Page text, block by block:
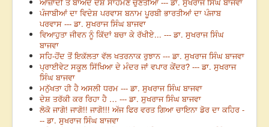
ਪੰਜਾਬੀਆਂ ਦਾ ਵਿਦੇਸ਼ ਪਰਵਾਸ ਬਨਾਮ ਪੂਰਬੀ ਭਾਰਤੀਆਂ ਦਾ ਪੰਜਾਬ
ਪਰਵਾਸ --- ਡਾ. ਸੁਖਰਾਜ ਸਿੰਘ ਬਾਜਵਾ
ਵਿਆਹੁਤਾ ਜੀਵਨ ਨੂੰ ਕਿੱਦਾਂ ਬਚਾ ਕੇ ਰੱਖੀਏ... --- ਡਾ. ਸੁਖਰਾਜ ਸਿੰਘ
ਬਾਜਵਾ
ਸਹਿ-ਹੋਂਦ ਤੋਂ ਇਕੱਲਤਾ ਵੱਲ ਖਤਰਨਾਕ ਰੁਝਾਨ --- ਡਾ. ਸੁਖਰਾਜ ਸਿੰਘ ਬਾਜਵਾ
ਪ੍ਰਾਈਵੇਟ ਸਕੂਲ ਸਿੱਖਿਆ ਦੇ ਮੰਦਰ ਜਾਂ ਵਪਾਰ ਕੇਂਦਰ? --- ਡਾ. ਸੁਖਰਾਜ
ਸਿੰਘ ਬਾਜਵਾ
ਮਨੁੱਖਤਾ ਹੀ ਹੈ ਅਸਲੀ ਧਰਮ --- ਡਾ. ਸੁਖਰਾਜ ਸਿੰਘ ਬਾਜਵਾ
ਦੇਸ਼ ਤਰੱਕੀ ਕਰ ਰਿਹਾ ਹੈ … --- ਡਾ. ਸੁਖਰਾਜ ਸਿੰਘ ਬਾਜਵਾ
ਲੋਕੋ ਜਾਗੋ! ਜਾਗੋ!! ਜਾਗੋ!!! ਅੱਜ ਫਿਰ ਵਰਤ ਗਿਆ ਚਾਇਨਾ ਡੋਰ ਦਾ ਕਹਿਰ -
-- ਡਾ. ਸੁਖਰਾਜ ਸਿੰਘ ਬਾਜਵਾ